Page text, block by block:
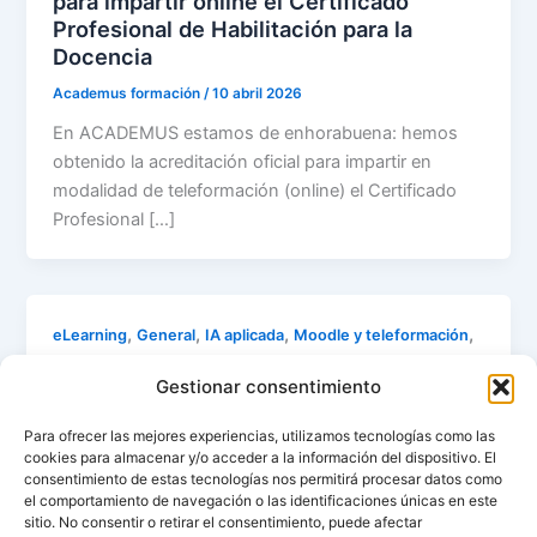
Gestionar consentimiento
Para ofrecer las mejores experiencias, utilizamos tecnologías como las
cookies para almacenar y/o acceder a la información del dispositivo. El
consentimiento de estas tecnologías nos permitirá procesar datos como
el comportamiento de navegación o las identificaciones únicas en este
sitio. No consentir o retirar el consentimiento, puede afectar
Profesional de Habilitación para la
Docencia
Academus formación /10 abril 2026
En ACADEMUS estamos de enhorabuena: hemos
obtenido la acreditación oficial para impartir en
modalidad de teleformación (online) el Certificado
Profesional […]
eLearning,General, IA aplicada, Moodle y teleformación,
Academus formación/29 diciembre 2025
Academus está en refundación No porque hayamos
perdido el rumbo, sino porque lo hemos encontrado